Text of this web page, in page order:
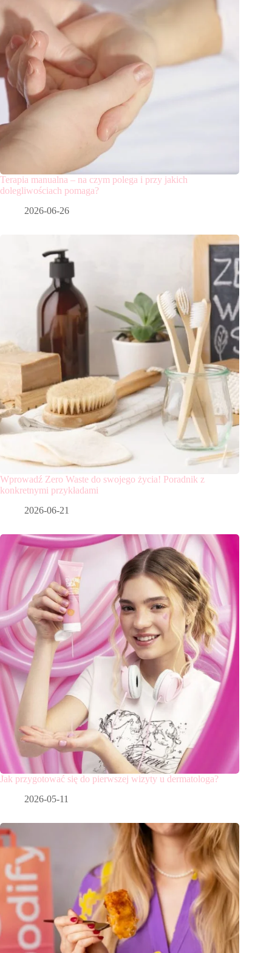
Terapia manualna – na czym polega i przy jakich
dolegliwościach pomaga?
2026-06-26
Wprowadź Zero Waste do swojego życia! Poradnik z
konkretnymi przykładami
2026-06-21
Jak przygotować się do pierwszej wizyty u dermatologa?
2026-05-11